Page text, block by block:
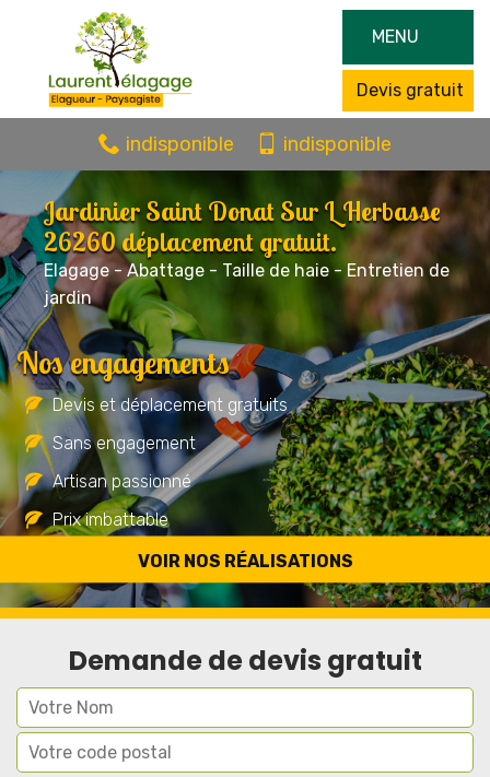
MENU
Devis gratuit
indisponible indisponible
Jardinier Saint Donat Sur L Herbasse
26260 déplacement gratuit.
Elagage - Abattage - Taille de haie - Entretien de
jardin
VOIR NOS RÉALISATIONS
Nos engagements
Devis et déplacement gratuits
Sans engagement
Artisan passionné
Prix imbattable
Travail de qualité
Demande de devis gratuit